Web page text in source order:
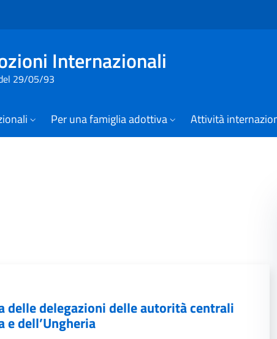
Internazionali
29/05/93
Per una famiglia adottiva Attività
delle delegazioni delle autorità centrali
e dell’Ungheria